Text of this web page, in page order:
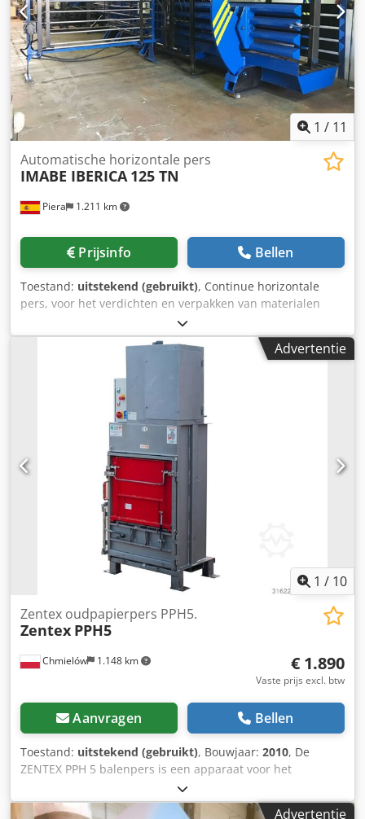
1 / 11
Piera 1.211 km
Automatische horizontale pers
IMABE IBERICA 125 TN
Prijsinfo Bellen
Toestand: uitstekend (gebruikt), Continue horizontale
pers, voor het verdichten en verpakken van materialen
zoals karton, papier, kunststoffen en andere. Merk IMABE
IBERICA, druk 125TN, laadmond 1800 * 1000 mm, met
messen aan de bovenkant van de verdichtingswagen die
verdichtingstunnel te snijden. Opvouwbare
verdichtingstunnel, zowel aan de bovenkant als aan de
zijkanten, voor een betere retentie van het materiaal,
uitlaat voor kogels met afmetingen 1050 * 1100 mm en
instelbare lengte. Automatisch bindsysteem, lateraal, door
5 draden, voor hoge productie 30-35 ton / uur. Chsdpov U
R Agefx Acfoa Volledig herbouwd en herzien in 2019
Advertentie
1 / 10
Chmielów 1.148 km
Zentex oudpapierpers PPH5.
Zentex PPH5
€ 1.890
Vaste prijs excl. btw
Aanvragen Bellen
Toestand: uitstekend (gebruikt), Bouwjaar: 2010, De
ZENTEX PPH 5 balenpers is een apparaat voor het
comprimeren en pletten van karton en folie. De balenpers
maakt het mogelijk om het afvalvolume te verminderen en
Advertentie